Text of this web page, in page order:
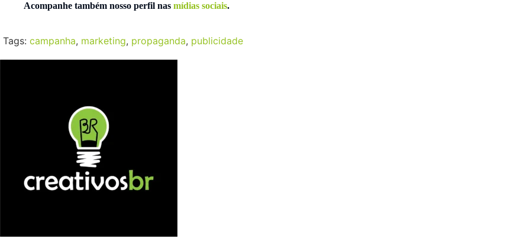
Acompanhe também nosso perfil nas mídias sociais.
Tags: campanha, marketing, propaganda, publicidade